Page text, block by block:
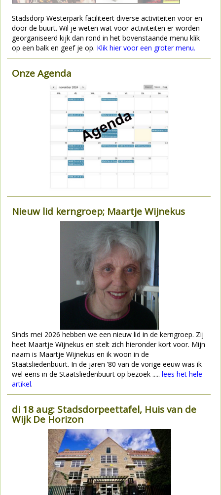
Stadsdorp Westerpark faciliteert diverse activiteiten voor en
door de buurt. Wil je weten wat voor activiteiten er worden
georganiseerd kijk dan rond in het bovenstaande menu klik
op een balk en geef je op. Klik hier voor een groter menu.
Onze Agenda
Nieuw lid kerngroep; Maartje Wijnekus
Sinds mei 2026 hebben we een nieuw lid in de kerngroep. Zij
heet Maartje Wijnekus en stelt zich hieronder kort voor. Mijn
naam is Maartje Wijnekus en ik woon in de
Staatsliedenbuurt. In de jaren ’80 van de vorige eeuw was ik
wel eens in de Staatsliedenbuurt op bezoek ..... lees het hele
artikel.
di 18 aug: Stadsdorpeettafel, Huis van de
Wijk De Horizon